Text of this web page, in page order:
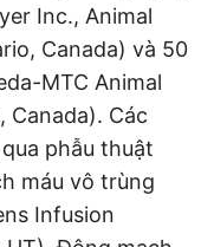
Inc., Animal
Canada) và 50
MTC Animal
Canada). Các
phẫu thuật
máu vô trùng
Infusion